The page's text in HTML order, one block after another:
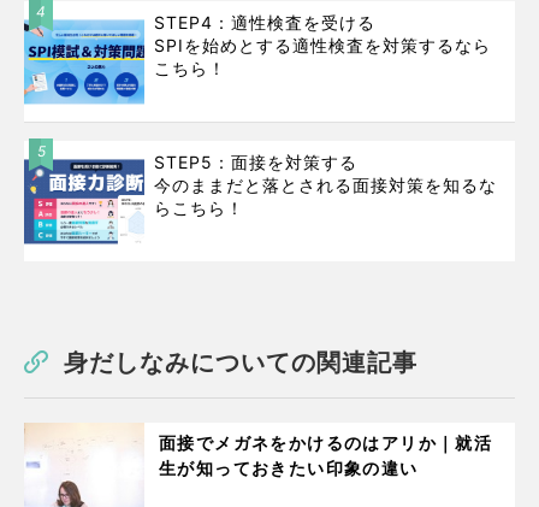
4
STEP4：適性検査を受ける
SPIを始めとする適性検査を対策するなら
こちら！
5
STEP5：面接を対策する
今のままだと落とされる面接対策を知るな
らこちら！
身だしなみについての関連記事
面接でメガネをかけるのはアリか｜就活
生が知っておきたい印象の違い